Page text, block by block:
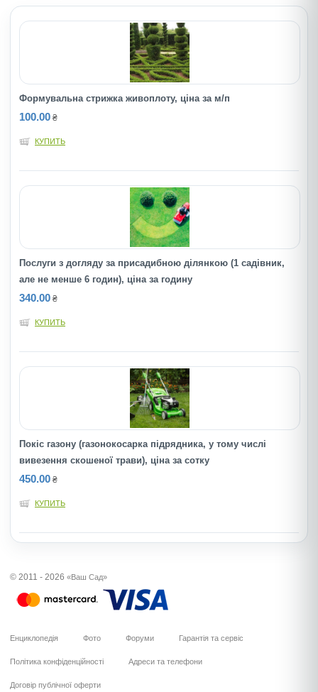
Формувальна стрижка живоплоту, ціна за м/п
100.00 ₴
КУПИТЬ
Послуги з догляду за присадибною ділянкою (1 садівник,
але не менше 6 годин), ціна за годину
340.00 ₴
КУПИТЬ
Покіс газону (газонокосарка підрядника, у тому числі
вивезення скошеної трави), ціна за сотку
450.00 ₴
КУПИТЬ
© 2011 - 2026 «Ваш Сад»
Енциклопедія Фото Форуми Гарантія та сервіс
Політика конфіденційності Адреси та телефони
Договір публічної оферти